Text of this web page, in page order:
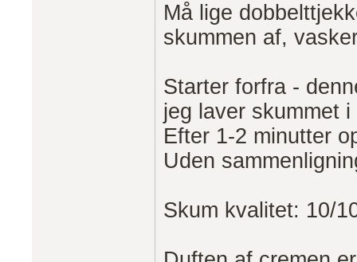
Må lige
skummen af,
Starter forfra -
jeg laver skummet
Efter 1-2 minutter
Uden
Skum kvalitet: 10/